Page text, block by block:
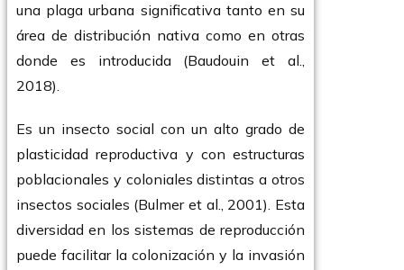
una plaga urbana significativa tanto en su
área de distribución nativa como en otras
donde es introducida (Baudouin et al.,
2018).
Es un insecto social con un alto grado de
plasticidad reproductiva y con estructuras
poblacionales y coloniales distintas a otros
insectos sociales (Bulmer et al., 2001). Esta
diversidad en los sistemas de reproducción
puede facilitar la colonización y la invasión